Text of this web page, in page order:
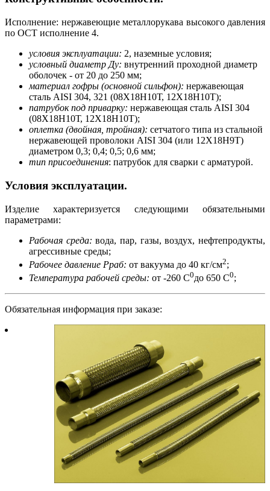
Исполнение: нержавеющие металлорукава высокого давления
по ОСТ исполнение 4.
условия эксплуатации: 2, наземные условия;
условный диаметр Ду: внутренний проходной диаметр
оболочек - от 20 до 250 мм;
материал гофры (основной сильфон): нержавеющая
сталь AISI 304, 321 (08Х18Н10Т, 12Х18Н10Т);
патрубок под приварку: нержавеющая сталь AISI 304
(08Х18Н10Т, 12Х18Н10Т);
оплетка (двойная, тройная): сетчатого типа из стальной
нержавеющей проволоки AISI 304 (или 12X18Н9Т)
диаметром 0,3; 0,4; 0,5; 0,6 мм;
тип присоединения: патрубок для сварки с арматурой.
Условия эксплуатации.
Изделие характеризуется следующими обязательными
параметрами:
Рабочая среда: вода, пар, газы, воздух, нефтепродукты,
агрессивные среды;
Рабочее давление Рраб: от вакуума до 40 кг/см2;
Температура рабочей среды: от -260 С0до 650 С0;
Обязательная информация при заказе: